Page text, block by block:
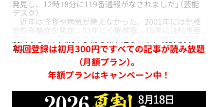
発見し、12時18分に119番通報がなされました」（芸能
デスク）
近年は怪我や病気が絶えなかった。2001年には頸椎
症性脊髄症を発症。03年に心筋梗塞、16年には頸椎亜
た。
初回登録は初月300円ですべての記事が読み放題
（月額プラン）。
年額プランはキャンペーン中！